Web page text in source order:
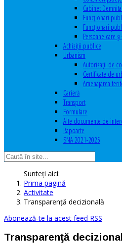
Cabinet
Funcţionari
Funcționari
Persoane care
Achiziţii publice
Urbanism
Autorizații de
Certificate de
Amenajarea
Carieră
Transport
Formulare
Alte documente de
Rapoarte
SNA 2021-2025
Sunteți aici:
Prima pagină
Activitate
Transparenţă decizională
Abonează-te la acest feed RSS
Transparenţă